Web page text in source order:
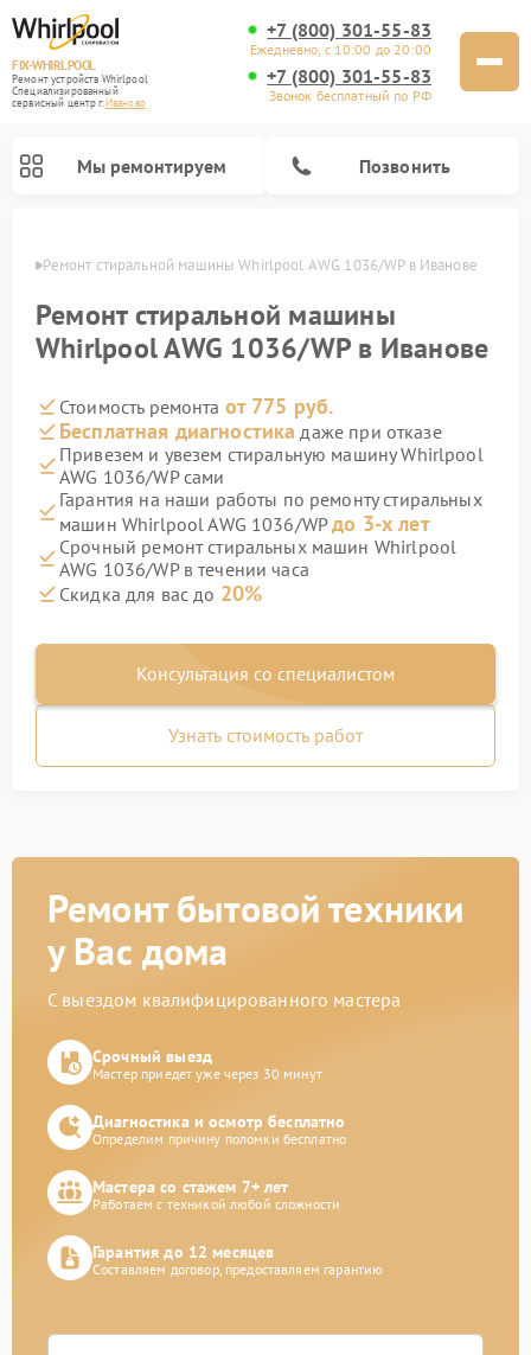
FIX-WHIRLPOOL
Ремонт устройств Whirlpool
Специализированный
cервисный центр г.Иваново
+7 (800) 301-55-83
Ежедневно, с 10:00 до 20:00
+7 (800) 301-55-83
Звонок бесплатный по РФ
Мы ремонтируем Позвонить
Ремонт стиральной машины Whirlpool AWG 1036/WP в Иванове
Ремонт стиральной машины
Whirlpool AWG 1036/WP в Иванове
Стоимость ремонта от 775 руб.
Бесплатная диагностика даже при отказе
Привезем и увезем стиральную машину Whirlpool
AWG 1036/WP сами
Гарантия на наши работы по ремонту стиральных
машин Whirlpool AWG 1036/WPдо 3-х лет
Срочный ремонт стиральных машин Whirlpool
AWG 1036/WP в течении часа
Скидка для вас до 20%
Консультация со специалистом
Узнать стоимость работ
Ремонт бытовой техники
у Вас дома
С выездом квалифицированного мастера
Срочный выезд
Мастер приедет уже через 30 минут
Диагностика и осмотр бесплатно
Определим причину поломки бесплатно
Мастера со стажем 7+ лет
Работаем с техникой любой сложности
Гарантия до 12 месяцев
Составляем договор, предоставляем гарантию